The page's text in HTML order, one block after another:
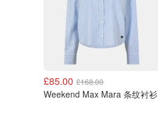
£85.00 £168.00
Weekend Max Mara 条纹衬衫